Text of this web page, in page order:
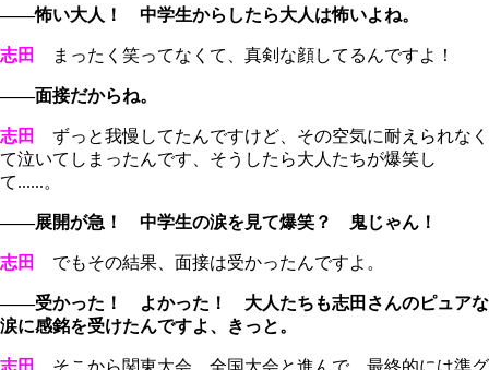
――怖い大人！ 中学生からしたら大人は怖いよね。
志田 まったく笑ってなくて、真剣な顔してるんですよ！
――面接だからね。
志田
ずっと我慢してたんですけど、その空気に耐えられなく
て泣いてしまったんです、そうしたら大人たちが爆笑し
て......。
――展開が急！ 中学生の涙を見て爆笑？ 鬼じゃん！
志田 でもその結果、面接は受かったんですよ。
――受かった！ よかった！ 大人たちも志田さんのピュアな
涙に感銘を受けたんですよ、きっと。
志田 そこから関東大会、全国大会と進んで、最終的には準グ